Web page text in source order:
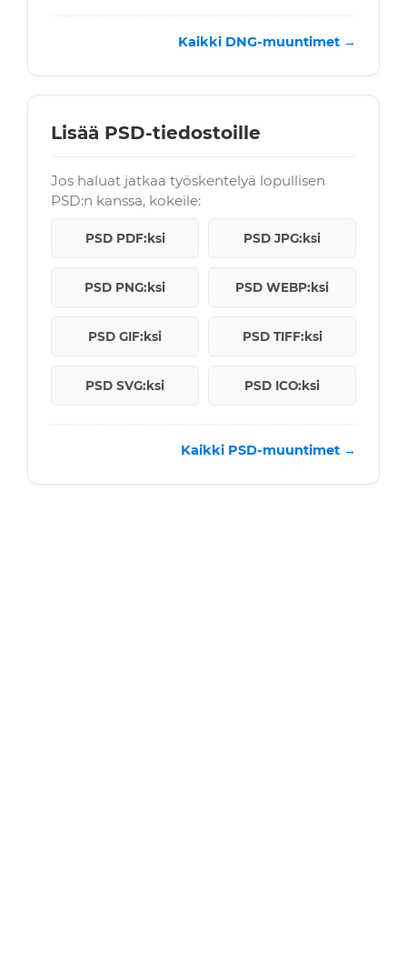
Kaikki DNG-muuntimet →
Lisää PSD-tiedostoille
Jos haluat jatkaa työskentelyä lopullisen
PSD:n kanssa, kokeile:
PSD PDF:ksi PSD JPG:ksi
PSD PNG:ksi PSD WEBP:ksi
PSD GIF:ksi PSD TIFF:ksi
PSD SVG:ksi PSD ICO:ksi
Kaikki PSD-muuntimet →